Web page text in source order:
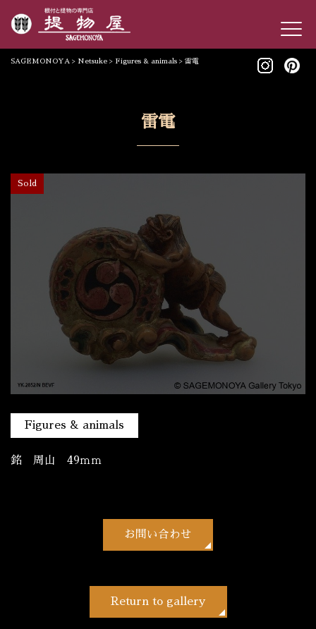
SAGEMONOYA > Netsuke > Figures & animals > 雷電
雷電
Sold
Figures & animals
銘 周山 49ｍｍ
お問い合わせ
Return to gallery